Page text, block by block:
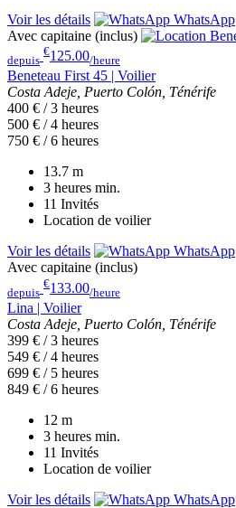
Voir les détails
WhatsApp
Avec capitaine (inclus)
depuis
€125.00/heure
Beneteau First 45 | Voilier
Costa Adeje, Puerto Colón, Ténérife
400 € / 3 heures
500 € / 4 heures
750 € / 6 heures
13.7 m
3 heures min.
11 Invités
Location de voilier
Voir les détails
WhatsApp
Avec capitaine (inclus)
depuis
€133.00/heure
Lina | Voilier
Costa Adeje, Puerto Colón, Ténérife
399 € / 3 heures
549 € / 4 heures
699 € / 5 heures
849 € / 6 heures
12 m
3 heures min.
11 Invités
Location de voilier
Voir les détails
WhatsApp